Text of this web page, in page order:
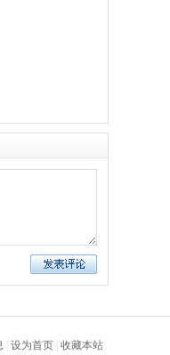
设为首页 收藏本站